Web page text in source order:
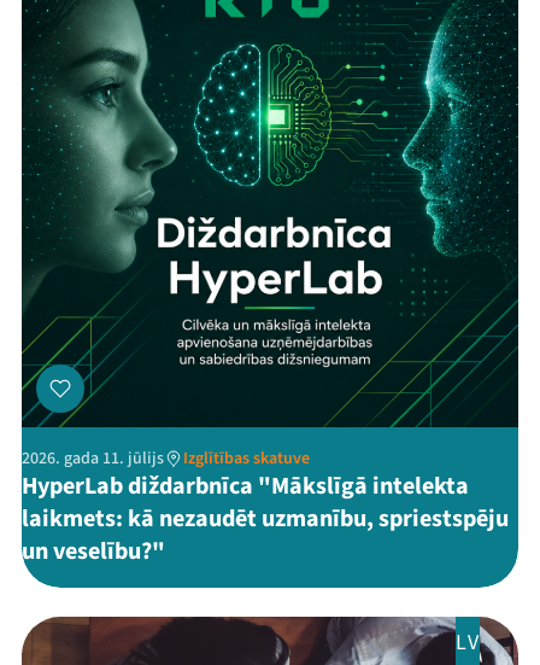
2026. gada 11. jūlijs Izglītības skatuve
HyperLab diždarbnīca "Mākslīgā intelekta
laikmets: kā nezaudēt uzmanību, spriestspēju
un veselību?"
LV